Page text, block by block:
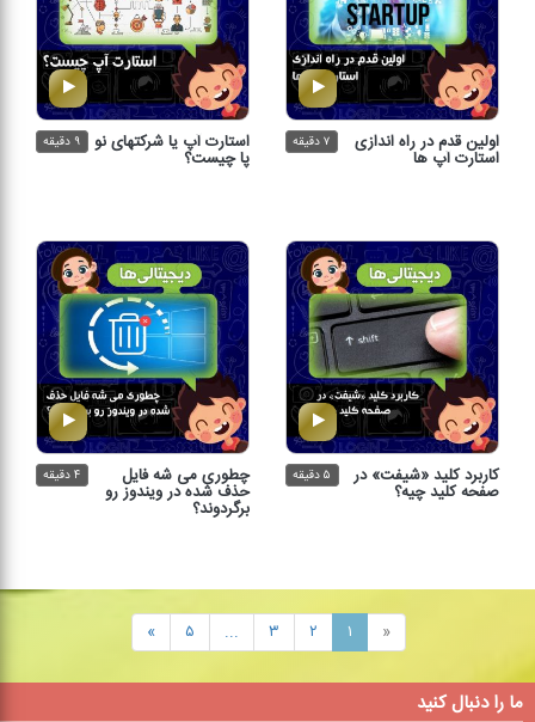
اولین قدم در راه اندازی
استارت آپ ها
۷ دقیقه استارت آپ یا شركتهای نو
پا چیست؟
۹ دقیقه
كاربرد كلید «شیفت» در
صفحه كلید چیه؟
۵ دقیقه چطوری می شه فایل
حذف شده در ویندوز رو
برگردوند؟
۴ دقیقه
« ۱ ۲ ۳ ... ۵ »
ما را دنبال کنید